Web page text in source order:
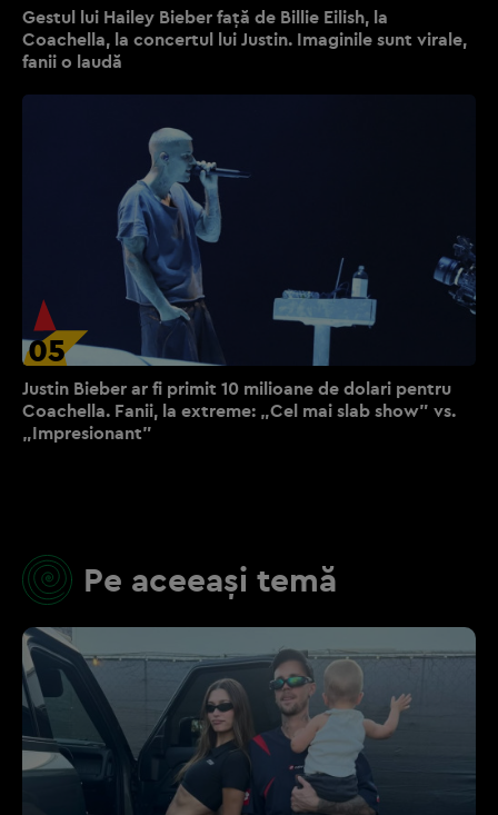
Gestul lui Hailey Bieber față de Billie Eilish, la
Coachella, la concertul lui Justin. Imaginile sunt virale,
fanii o laudă
05
Justin Bieber ar fi primit 10 milioane de dolari pentru
Coachella. Fanii, la extreme: „Cel mai slab show” vs.
„Impresionant”
Pe aceeași temă